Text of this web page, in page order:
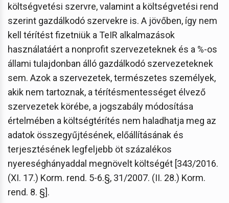
költségvetési szervre, valamint a költségvetési rend
szerint gazdálkodó szervekre is. A jövőben, így nem
kell térítést fizetniük a TeIR alkalmazások
használatáért a nonprofit szervezeteknek és a %-os
állami tulajdonban álló gazdálkodó szervezeteknek
sem. Azok a szervezetek, természetes személyek,
akik nem tartoznak, a térítésmentességet élvező
szervezetek körébe, a jogszabály módosítása
értelmében a költségtérítés nem haladhatja meg az
adatok összegyűjtésének, előállításának és
terjesztésének legfeljebb öt százalékos
nyereséghányaddal megnövelt költségét [343/2016.
(XI. 17.) Korm. rend. 5-6.§, 31/2007. (II. 28.) Korm.
rend. 8. §].